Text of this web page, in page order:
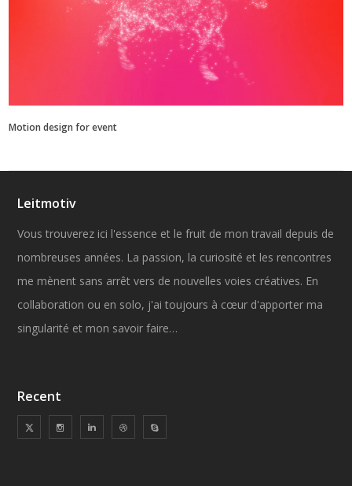
Motion design for event
Leitmotiv
Vous trouverez ici l'essence et le fruit de mon travail depuis de
nombreuses années. La passion, la curiosité et les rencontres
me mènent sans arrêt vers de nouvelles voies créatives. En
collaboration ou en solo, j'ai toujours à cœur d'apporter ma
singularité et mon savoir faire…
Recent